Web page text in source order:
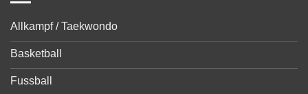
Allkampf / Taekwondo
Basketball
Fussball